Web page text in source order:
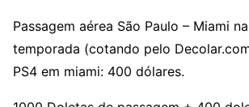
Passagem aérea São Paulo – Miami
temporada (cotando pelo
PS4 em miami: 400 dólares.